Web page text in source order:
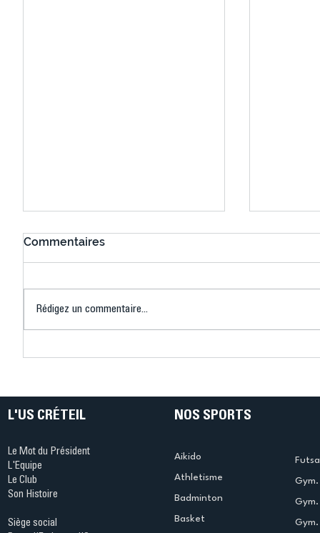
Ping ? Quand le tennis de
termine
Commentaires
Rédigez un commentaire...
L'US CRÉTEIL
Le Mot du Président
L'Equipe
Le Club
Son Histoire
Siège social
NOS SPORTS
Aikido
Athletisme
Badminton
Basket